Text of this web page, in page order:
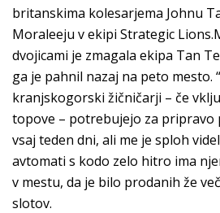
britanskima kolesarjema Johnu
Moraleeju v ekipi Strategic
dvojicami je zmagala ekipa Tan
ga je pahnil nazaj na peto mesto.
kranjskogorski žičničarji – če
topove – potrebujejo za pripravo
vsaj teden dni, ali me je sploh
avtomati s kodo zelo hitro ima
v mestu, da je bilo prodanih že
slotov.